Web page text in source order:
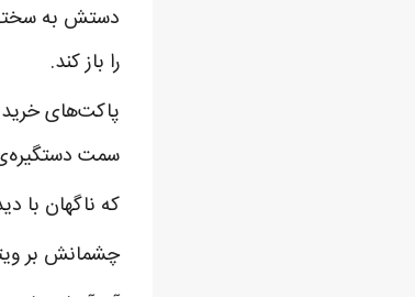
دستش به
را باز کند.
پاکت‌های
سمت
که ناگهان با
چشمانش بر